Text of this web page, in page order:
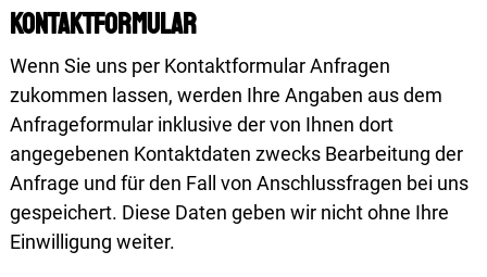
Kontaktformular
Wenn Sie uns per Kontaktformular Anfragen
zukommen lassen, werden Ihre Angaben aus dem
Anfrageformular inklusive der von Ihnen dort
angegebenen Kontaktdaten zwecks Bearbeitung der
Anfrage und für den Fall von Anschlussfragen bei uns
gespeichert. Diese Daten geben wir nicht ohne Ihre
Einwilligung weiter.